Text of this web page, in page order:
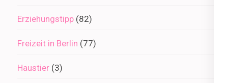
Erziehungstipp (82)
Freizeit in Berlin (77)
Haustier (3)